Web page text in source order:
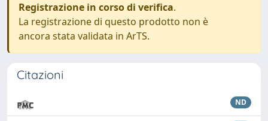
Registrazione in corso di verifica.
La registrazione di questo prodotto non è
ancora stata validata in ArTS.
Citazioni
ND